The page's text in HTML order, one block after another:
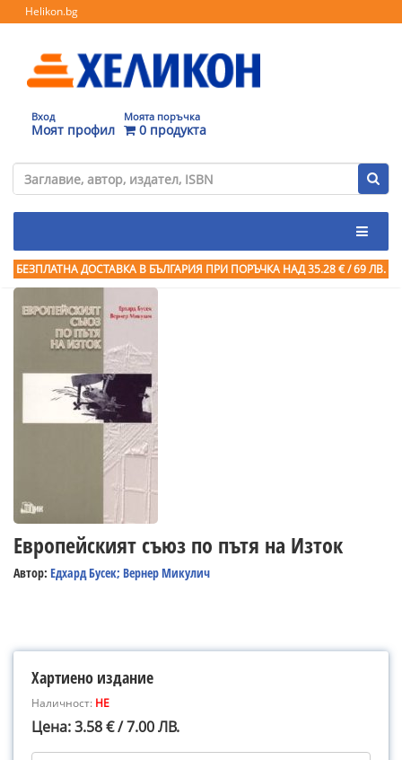
Helikon.bg
Вход
Моят профил
Моята поръчка
0 продукта
БЕЗПЛАТНА ДОСТАВКА В БЪЛГАРИЯ ПРИ ПОРЪЧКА НАД 35.28 € / 69 ЛВ.
Европейският съюз по пътя на Изток
Автор: Едхард Бусек; Вернер Микулич
Хартиено издание
Наличност: НЕ
Цена: 3.58 € / 7.00 ЛВ.